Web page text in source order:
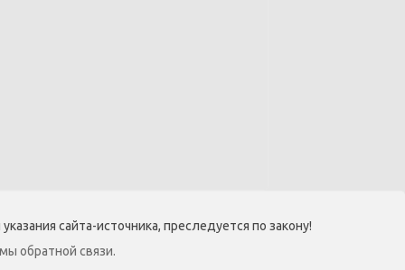
сайта-источника, преследуется по закону!
обратной связи.